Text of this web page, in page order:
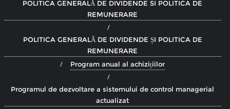
POLITICA GENERALĂ DE DIVIDENDE SI POLITICA DE
REMUNERARE
POLITICA GENERALĂ DE DIVIDENDE ȘI POLITICA DE
REMUNERARE
Program anual al achizițiilor
Programul de dezvoltare a sistemului de control managerial
actualizat